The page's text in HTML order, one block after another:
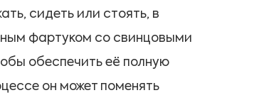
сидеть или стоять, в
фартуком со свинцовыми
обеспечить её полную
он может поменять